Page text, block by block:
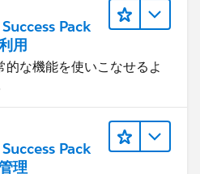
Pack
用
的な機能を使いこなせるよ
Pack
理